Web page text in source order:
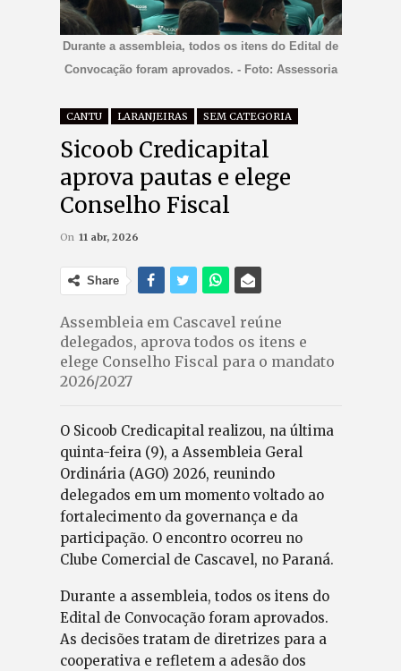
Durante a assembleia, todos os itens do Edital de
Convocação foram aprovados. - Foto: Assessoria
CANTU LARANJEIRAS SEM CATEGORIA
Sicoob Credicapital
aprova pautas e elege
Conselho Fiscal
On 11 abr, 2026
Share
Assembleia em Cascavel reúne
delegados, aprova todos os itens e
elege Conselho Fiscal para o mandato
2026/2027
O Sicoob Credicapital realizou, na última
quinta-feira (9), a Assembleia Geral
Ordinária (AGO) 2026, reunindo
delegados em um momento voltado ao
fortalecimento da governança e da
participação. O encontro ocorreu no
Clube Comercial de Cascavel, no Paraná.
Durante a assembleia, todos os itens do
Edital de Convocação foram aprovados.
As decisões tratam de diretrizes para a
cooperativa e refletem a adesão dos